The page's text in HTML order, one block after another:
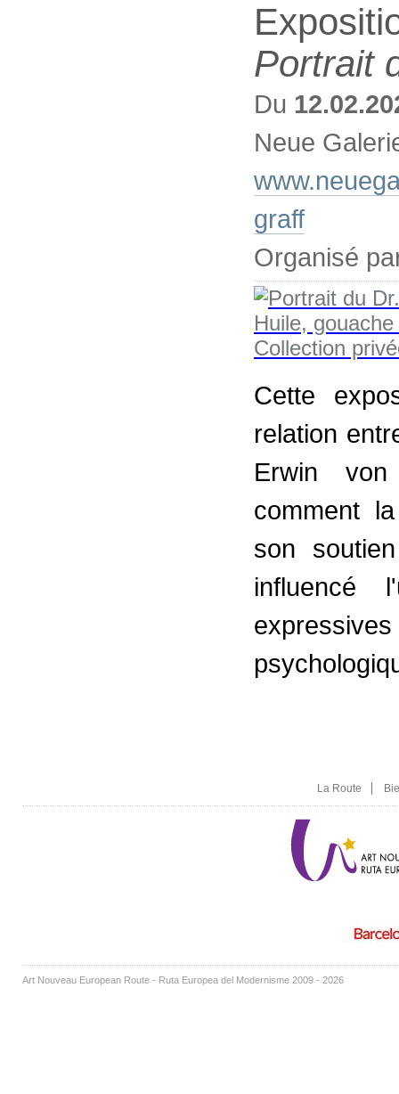
Portrait
Du
Neue
graff
Organisé
Cette
relation
Erwin
comment
son
influencé
La Route
Art Nouveau European Route - Ruta Europea del Modernisme 2009 - 2026